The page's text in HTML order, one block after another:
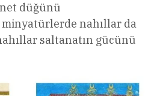
düğünü
minyatürlerde nahıllar da
saltanatın gücünü